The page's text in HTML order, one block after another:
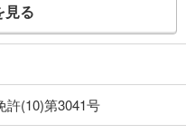
見る
許(10)第3041号